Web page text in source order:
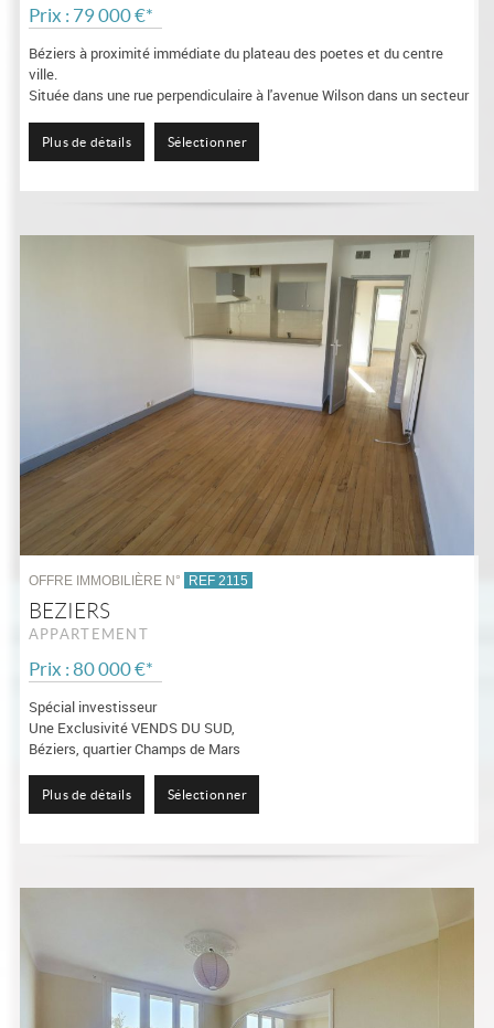
Prix : 79 000 €*
Béziers à proximité immédiate du plateau des poetes et du centre
ville.
Située dans une rue perpendiculaire à l'avenue Wilson dans un secteur
balsons offrant...
Plus de détails Sélectionner
OFFRE IMMOBILIÈRE N° REF 2115
BEZIERS
APPARTEMENT
Prix : 80 000 €*
Spécial investisseur
Une Exclusivité VENDS DU SUD,
Béziers, quartier Champs de Mars
Appartement F3 de...
Plus de détails Sélectionner